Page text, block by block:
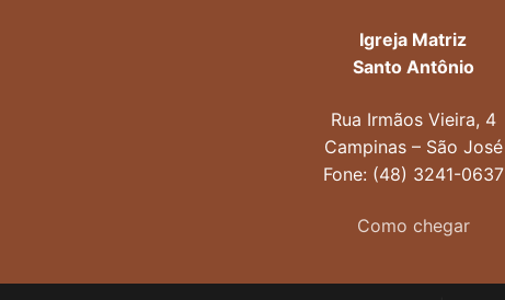
Igreja Matriz
Santo Antônio
Rua Irmãos Vieira, 4
Campinas – São José
Fone: (48) 3241-0637
Como chegar